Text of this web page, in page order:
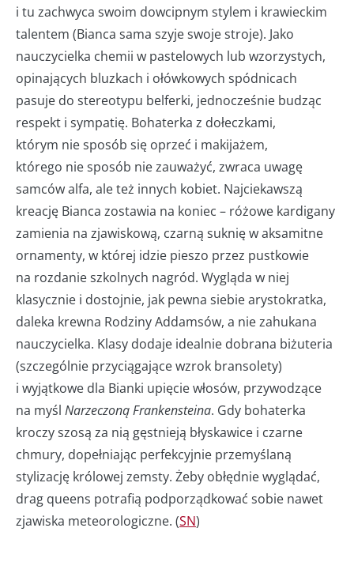
i tu zachwyca swoim dowcipnym stylem i krawieckim
talentem (Bianca sama szyje swoje stroje). Jako
nauczycielka chemii w pastelowych lub wzorzystych,
opinających bluzkach i ołówkowych spódnicach
pasuje do stereotypu belferki, jednocześnie budząc
respekt i sympatię. Bohaterka z dołeczkami,
którym nie sposób się oprzeć i makijażem,
którego nie sposób nie zauważyć, zwraca uwagę
samców alfa, ale też innych kobiet. Najciekawszą
kreację Bianca zostawia na koniec – różowe kardigany
zamienia na zjawiskową, czarną suknię w aksamitne
ornamenty, w której idzie pieszo przez pustkowie
na rozdanie szkolnych nagród. Wygląda w niej
klasycznie i dostojnie, jak pewna siebie arystokratka,
daleka krewna Rodziny Addamsów, a nie zahukana
nauczycielka. Klasy dodaje idealnie dobrana biżuteria
(szczególnie przyciągające wzrok bransolety)
i wyjątkowe dla Bianki upięcie włosów, przywodzące
na myśl Narzeczoną Frankensteina. Gdy bohaterka
kroczy szosą za nią gęstnieją błyskawice i czarne
chmury, dopełniając perfekcyjnie przemyślaną
stylizację królowej zemsty. Żeby obłędnie wyglądać,
drag queens potrafią podporządkować sobie nawet
zjawiska meteorologiczne. (SN)